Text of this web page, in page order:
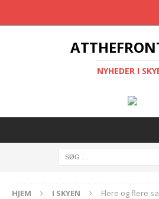
NYHEDER I
HJEM I SKYEN
Flere og flere